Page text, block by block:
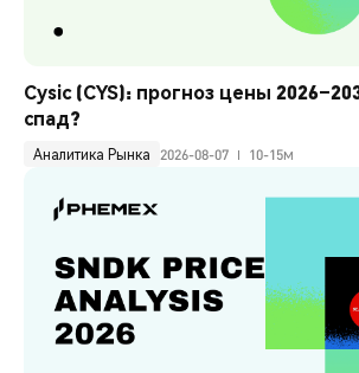
Cysic (CYS): прогноз цены
спад?
Аналитика Рынка 2026-08-07 10-15м